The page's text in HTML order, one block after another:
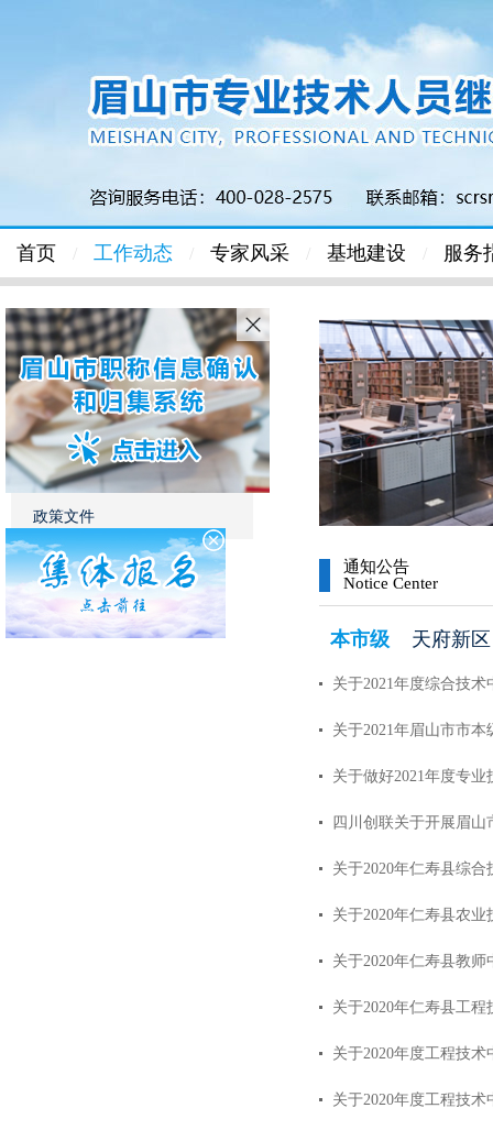
首页 / 工作动态 / 专家风采 / 基地建设 / 服务
新闻中心
通知公告
职称考试
职称评审
政策文件
通知公告
Notice Center
本市级 天府新区
关于2021年度综合技
关于2021年眉山市市
关于做好2021年度专
四川创联关于开展眉山
关于2020年仁寿县综
关于2020年仁寿县农
关于2020年仁寿县教
关于2020年仁寿县工
关于2020年度工程技
关于2020年度工程技